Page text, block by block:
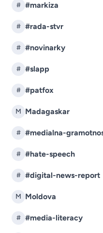
# #markiza
# #rada-stvr
# #novinarky
# #slapp
# #patfox
M Madagaskar
# #medialna-
# #hate-speech
# #digital-news-report
M Moldova
# #media-literacy